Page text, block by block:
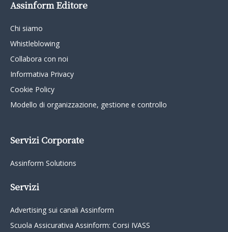
Assinform Editore
Chi siamo
Whistleblowing
Collabora con noi
Informativa Privacy
Cookie Policy
Modello di organizzazione, gestione e controllo
Servizi Corporate
Assinform Solutions
Servizi
Advertising sui canali Assinform
Scuola Assicurativa Assinform: Corsi IVASS